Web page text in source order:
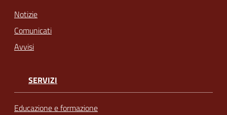
Notizie
Comunicati
Avvisi
SERVIZI
Educazione e formazione